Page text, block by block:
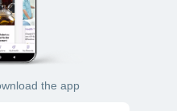
the app